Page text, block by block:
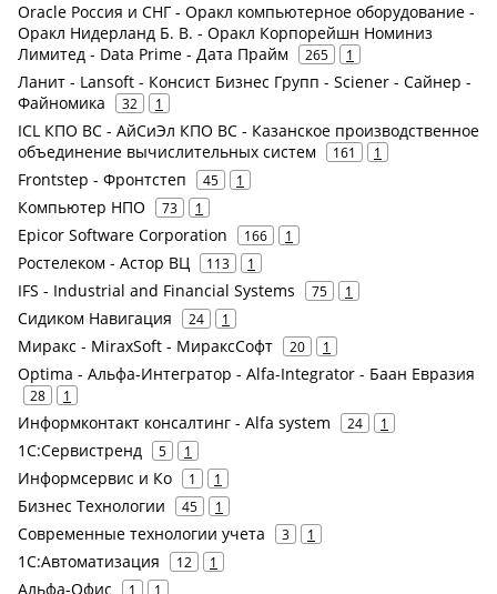
Oracle Россия и СНГ - Оракл компьютерное оборудование -
Оракл Нидерланд Б. В. - Оракл Корпорейшн Номиниз
Лимитед - Data Prime - Дата Прайм
265 1
Ланит - Lansoft - Консист Бизнес Групп - Sciener - Сайнер -
Файномика
32 1
ICL КПО ВС - АйСиЭл КПО ВС - Казанское производственное
объединение вычислительных систем
161 1
Frontstep - Фронтстеп 45 1
Компьютер НПО 73 1
Epicor Software Corporation 166 1
Ростелеком - Астор ВЦ 113 1
IFS - Industrial and Financial Systems 75 1
Сидиком Навигация 24 1
Миракс - MiraxSoft - МираксСофт 20 1
Optima - Альфа-Интегратор - Alfa-Integrator - Баан Евразия
28 1
Информконтакт консалтинг - Alfa system 24 1
1С:Сервистренд 5 1
Информсервис и Ко 1 1
Бизнес Технологии 45 1
Современные технологии учета 3 1
1С:Автоматизация 12 1
Альфа-Офис 1 1